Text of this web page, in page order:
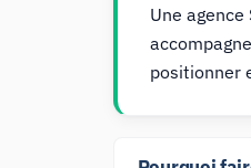
Une
positionner